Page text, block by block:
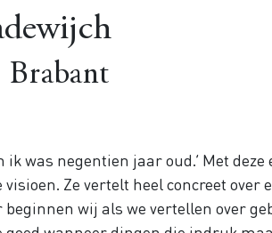
Brabant
was negentien jaar oud.’ Met
visioen. Ze vertelt heel concreet
beginnen wij als we vertellen over